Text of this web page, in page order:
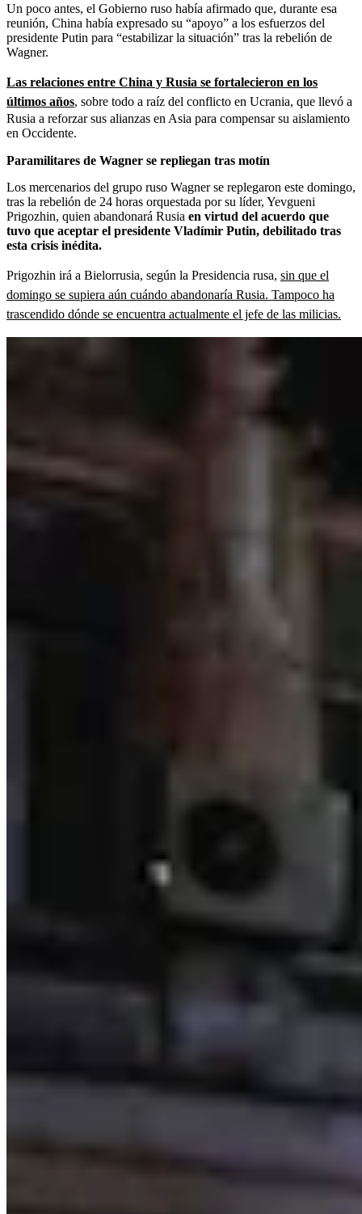
Un poco antes, el Gobierno ruso había afirmado que, durante esa
reunión, China había expresado su “apoyo” a los esfuerzos del
presidente Putin para “estabilizar la situación” tras la rebelión de
Wagner.
Las relaciones entre China y Rusia se fortalecieron en los
últimos años, sobre todo a raíz del conflicto en Ucrania, que llevó a
Rusia a reforzar sus alianzas en Asia para compensar su aislamiento
en Occidente.
Paramilitares de Wagner se repliegan tras motín
Los mercenarios del grupo ruso Wagner se replegaron este domingo,
tras la rebelión de 24 horas orquestada por su líder, Yevgueni
Prigozhin, quien abandonará Rusia en virtud del acuerdo que
tuvo que aceptar el presidente Vladímir Putin, debilitado tras
esta crisis inédita.
Prigozhin irá a Bielorrusia, según la Presidencia rusa, sin que el
domingo se supiera aún cuándo abandonaría Rusia. Tampoco ha
trascendido dónde se encuentra actualmente el jefe de las milicias.